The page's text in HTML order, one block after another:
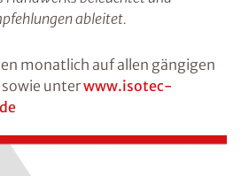
ableitet.
monatlich auf allen gängigen
unterwww.isotec-